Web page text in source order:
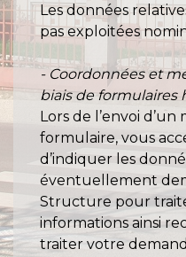
Les données
pas exploitées
- Coordonnées et
biais de formulaires
Lors de l’envoi d’un
formulaire, vous
d’indiquer les
éventuellement
Structure pour
informations ainsi
traiter votre